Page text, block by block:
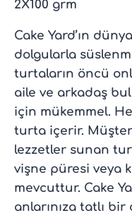
2X100 grm
Cake Yard’ın
dolgularla
turtaların öncü
aile ve arkadaş
için mükemmel.
turta içerir.
lezzetler sunan
vişne püresi veya
mevcuttur. Cake
anlarınıza tatlı